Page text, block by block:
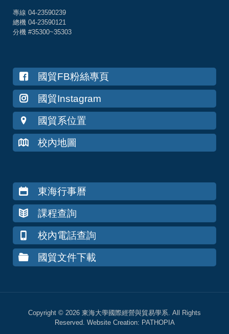
專線 04-23590239
總機 04-23590121
分機 #35300~35303
國貿FB粉絲專頁
國貿Instagram
國貿系位置
校內地圖
東海行事曆
課程查詢
校內電話查詢
國貿文件下載
Copyright © 2026 東海大學國際經營與貿易學系. All Rights
Reserved. Website Creation: PATHOPIA